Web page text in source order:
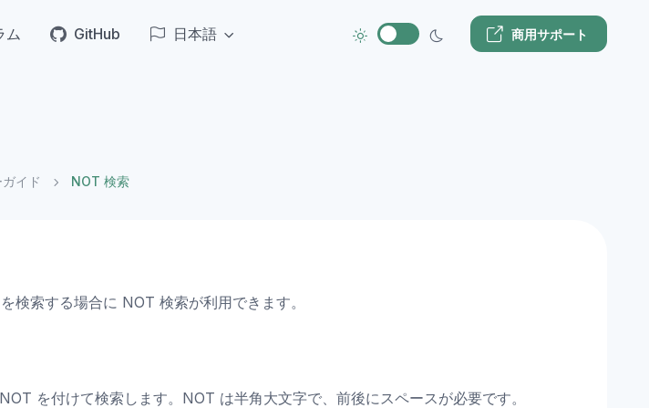
ム GitHub 日本語 商用サポート
イド NOT 検索
検索する場合に NOT 検索が利用できます。
を付けて検索します。NOT は半角大文字で、前後にスペースが必要です。